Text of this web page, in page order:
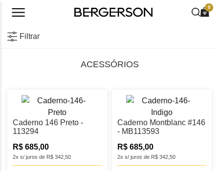
0
Filtrar
ACESSÓRIOS
Caderno 146 Preto -
113294
2x s/ juros de R$ 342,50
R$ 685,00
Caderno Montblanc #146
- MB113593
2x s/ juros de R$ 342,50
R$ 685,00